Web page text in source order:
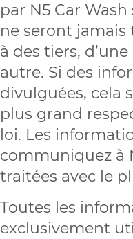
par N5 Car
ne seront jamais
à des tiers,
autre. Si des
divulguées, cela
plus grand
loi. Les
communiquez à
traitées avec le
Toutes les
exclusivement